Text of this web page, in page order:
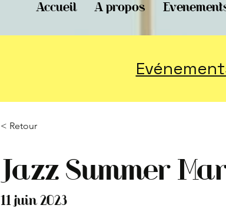
Accueil A propos
< Retour
Jazz Summer
11 juin 2023